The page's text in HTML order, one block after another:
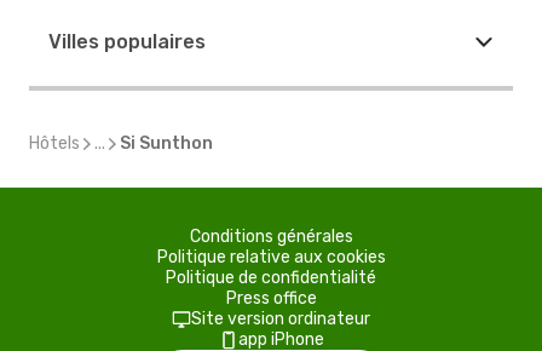
Villes populaires
Hôtels ... Si Sunthon
Conditions générales
Politique relative aux cookies
Politique de confidentialité
Press office
Site version ordinateur
app iPhone